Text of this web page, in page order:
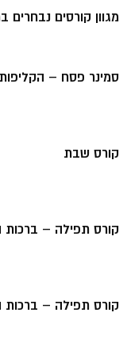
מגוון קורסים
סמינר פסח – הקליפות
קורס שבת
קורס תפילה –
קורס תפילה –